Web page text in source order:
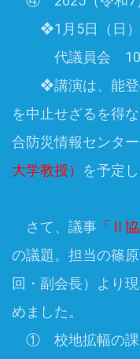
❖1月5日（日
代議員会
❖講演は、能登
を中止せざるを得
合防災情報センタ
大学教授） を予定
さて、議事 「Ⅱ
の議題。担当の篠
回・副会長）より
めました。
① 校地拡幅の課